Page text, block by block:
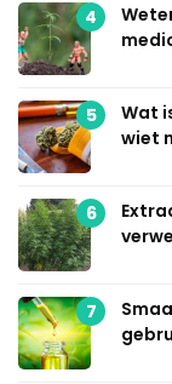
4
5
Wat
wiet
6
7